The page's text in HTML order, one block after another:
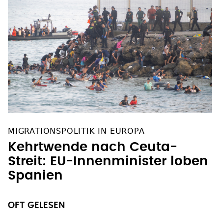
MIGRATIONSPOLITIK IN EUROPA
Kehrtwende nach Ceuta-
Streit: EU-Innenminister loben
Spanien
OFT GELESEN